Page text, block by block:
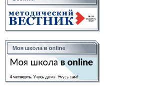
Моя школа в online